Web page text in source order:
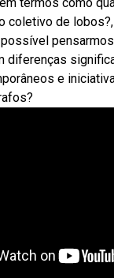
coletivo de
diferenças
e